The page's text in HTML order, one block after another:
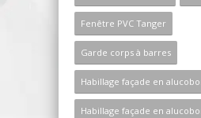
Fenêtre PVC Tanger
Garde corps à barres
Habillage façade en
Habillage façade en